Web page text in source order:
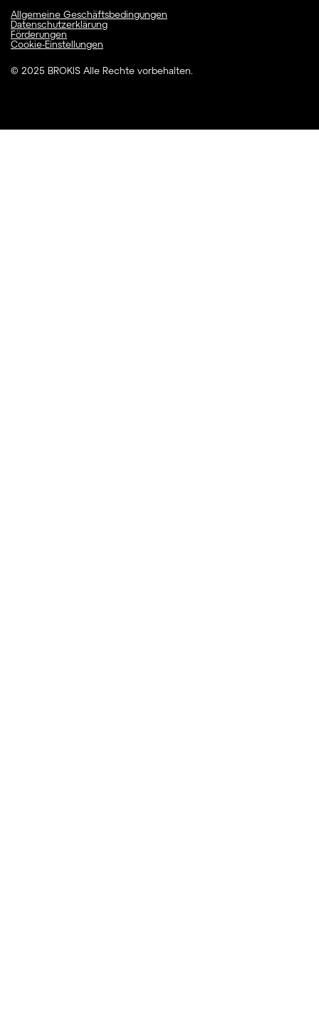
© 2025 BROKIS Alle Rechte vorbehalten.
Allgemeine Geschäftsbedingungen
Datenschutzerklärung
Förderungen
Cookie-Einstellungen